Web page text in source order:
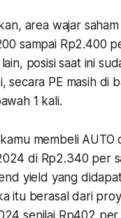
area wajar
sampai Rp2.400
posisi saat ini
secara PE masih di
1 kali.
membeli AUTO
di Rp2.340 per
yield yang
itu berasal dari
senilai Rp402